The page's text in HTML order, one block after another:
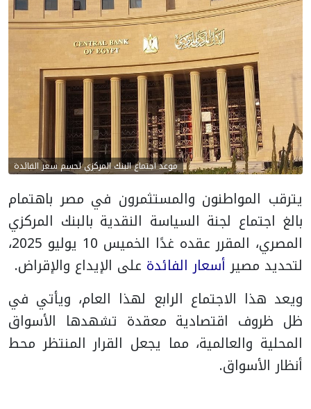
موعد اجتماع البنك المركزي لحسم سعر الفائدة
يترقب المواطنون والمستثمرون في مصر باهتمام
بالغ اجتماع لجنة السياسة النقدية بالبنك المركزي
المصري، المقرر عقده غدًا الخميس 10 يوليو 2025،
لتحديد مصيرأسعار الفائدة على الإيداع والإقراض.
ويعد هذا الاجتماع الرابع لهذا العام، ويأتي في
ظل ظروف اقتصادية معقدة تشهدها الأسواق
المحلية والعالمية، مما يجعل القرار المنتظر محط
أنظار الأسواق.